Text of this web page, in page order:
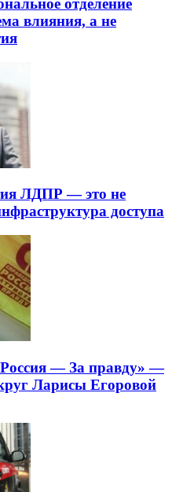
отделение
влияния, а не
ЛДПР — это не
доступа
— За правду» —
Ларисы Егоровой